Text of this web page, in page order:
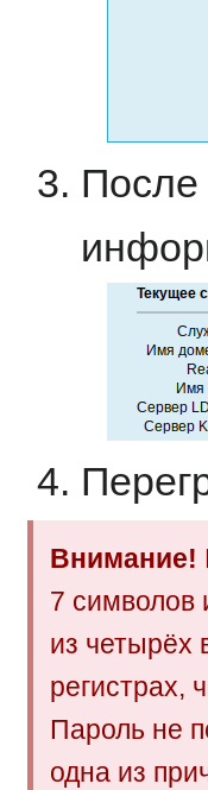
После
Внимание!
7 символов
из четырёх
регистрах,
Пароль не
одна из